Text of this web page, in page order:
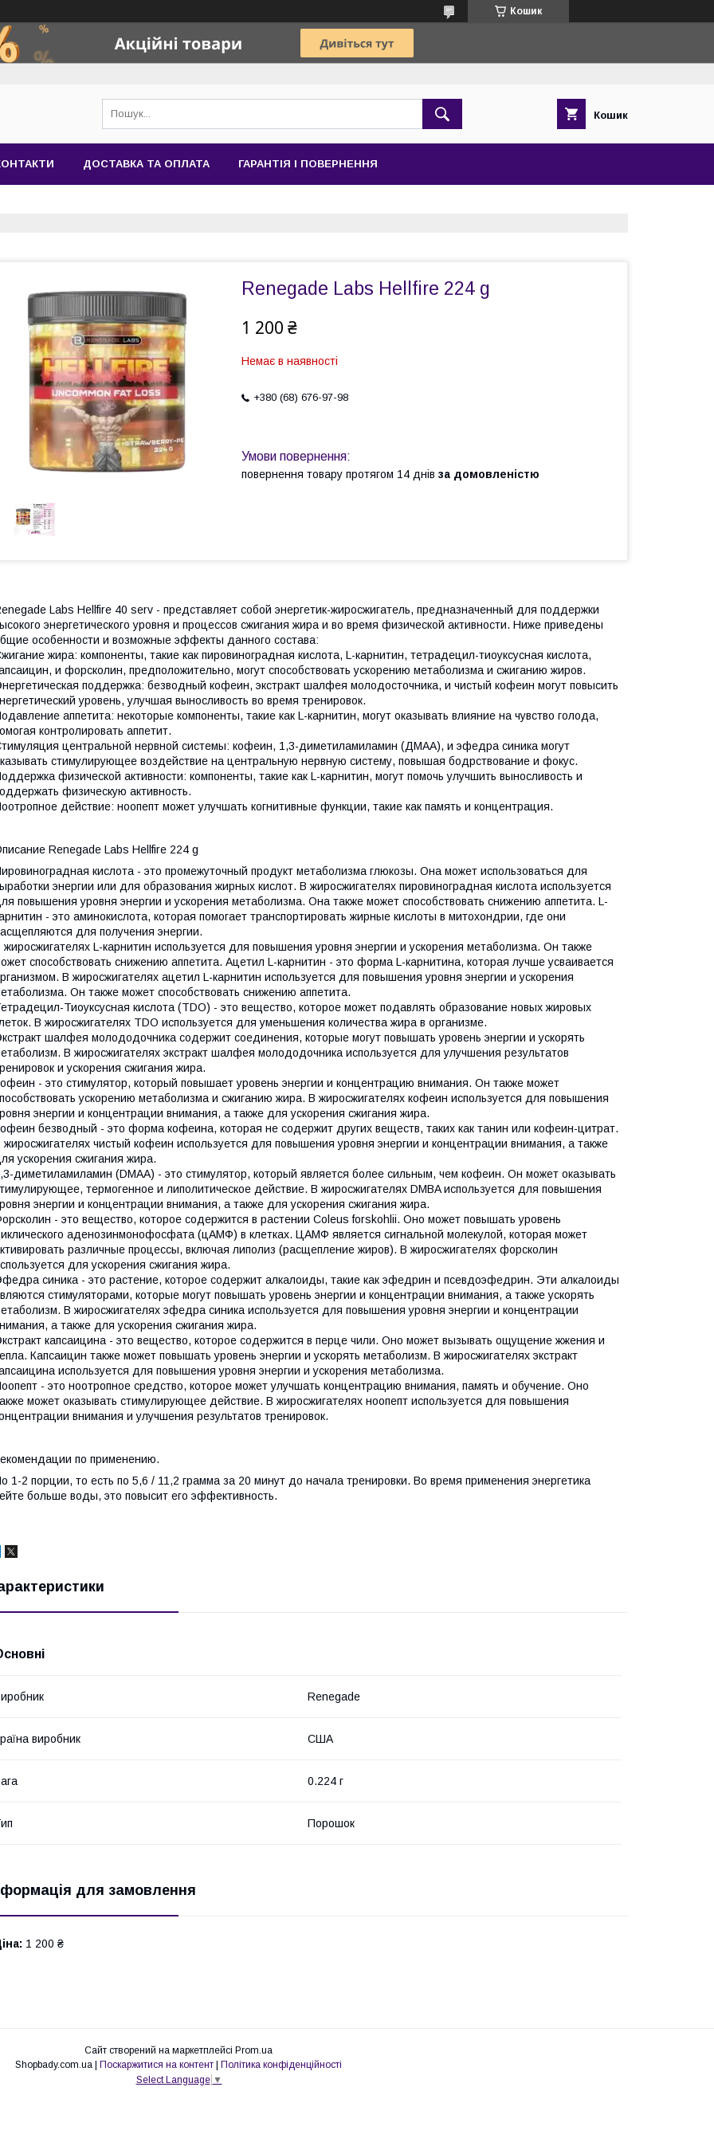
Кошик
Кошик
ДОСТАВКА ТА ОПЛАТА ГАРАНТІЯ І ПОВЕРНЕННЯ
Renegade Labs Hellfire 224 g
1 200 ₴
Немає в наявності
+380 (68) 676-97-98
повернення товару протягом 14 днів за домовленістю
Labs Hellfire 40 serv - представляет собой энергетик-жиросжигатель, предназначенный для поддержки
энергетического уровня и процессов сжигания жира и во время физической активности. Ниже приведены
особенности и возможные эффекты данного состава:
жира: компоненты, такие как пировиноградная кислота, L-карнитин, тетрадецил-тиоуксусная кислота,
и форсколин, предположительно, могут способствовать ускорению метаболизма и сжиганию жиров.
поддержка: безводный кофеин, экстракт шалфея молодосточника, и чистый кофеин могут повысить
уровень, улучшая выносливость во время тренировок.
аппетита: некоторые компоненты, такие как L-карнитин, могут оказывать влияние на чувство голода,
контролировать аппетит.
центральной нервной системы: кофеин, 1,3-диметиламиламин (ДМАА), и эфедра синика могут
стимулирующее воздействие на центральную нервную систему, повышая бодрствование и фокус.
физической активности: компоненты, такие как L-карнитин, могут помочь улучшить выносливость и
физическую активность.
действие: ноопепт может улучшать когнитивные функции, такие как память и концентрация.
Renegade Labs Hellfire 224 g
кислота - это промежуточный продукт метаболизма глюкозы. Она может использоваться для
энергии или для образования жирных кислот. В жиросжигателях пировиноградная кислота используется
повышения уровня энергии и ускорения метаболизма. Она также может способствовать снижению аппетита. L-
- это аминокислота, которая помогает транспортировать жирные кислоты в митохондрии, где они
для получения энергии.
жиросжигателях L-карнитин используется для повышения уровня энергии и ускорения метаболизма. Он также
способствовать снижению аппетита. Ацетил L-карнитин - это форма L-карнитина, которая лучше усваивается
В жиросжигателях ацетил L-карнитин используется для повышения уровня энергии и ускорения
Он также может способствовать снижению аппетита.
Тиоуксусная кислота (TDO) - это вещество, которое может подавлять образование новых жировых
В жиросжигателях TDO используется для уменьшения количества жира в организме.
шалфея молододочника содержит соединения, которые могут повышать уровень энергии и ускорять
В жиросжигателях экстракт шалфея молододочника используется для улучшения результатов
и ускорения сжигания жира.
- это стимулятор, который повышает уровень энергии и концентрацию внимания. Он также может
ускорению метаболизма и сжиганию жира. В жиросжигателях кофеин используется для повышения
энергии и концентрации внимания, а также для ускорения сжигания жира.
безводный - это форма кофеина, которая не содержит других веществ, таких как танин или кофеин-цитрат.
жиросжигателях чистый кофеин используется для повышения уровня энергии и концентрации внимания, а также
ускорения сжигания жира.
диметиламиламин (DMAA) - это стимулятор, который является более сильным, чем кофеин. Он может оказывать
термогенное и липолитическое действие. В жиросжигателях DMBA используется для повышения
энергии и концентрации внимания, а также для ускорения сжигания жира.
- это вещество, которое содержится в растении Coleus forskohlii. Оно может повышать уровень
аденозинмонофосфата (цАМФ) в клетках. ЦАМФ является сигнальной молекулой, которая может
различные процессы, включая липолиз (расщепление жиров). В жиросжигателях форсколин
для ускорения сжигания жира.
синика - это растение, которое содержит алкалоиды, такие как эфедрин и псевдоэфедрин. Эти алкалоиды
стимуляторами, которые могут повышать уровень энергии и концентрации внимания, а также ускорять
В жиросжигателях эфедра синика используется для повышения уровня энергии и концентрации
а также для ускорения сжигания жира.
капсаицина - это вещество, которое содержится в перце чили. Оно может вызывать ощущение жжения и
Капсаицин также может повышать уровень энергии и ускорять метаболизм. В жиросжигателях экстракт
используется для повышения уровня энергии и ускорения метаболизма.
- это ноотропное средство, которое может улучшать концентрацию внимания, память и обучение. Оно
может оказывать стимулирующее действие. В жиросжигателях ноопепт используется для повышения
внимания и улучшения результатов тренировок.
по применению.
1-2 порции, то есть по 5,6 / 11,2 грамма за 20 минут до начала тренировки. Во время применения энергетика
больше воды, это повысит его эффективность.
Renegade
виробник США
0.224 г
Порошок
для замовлення
1 200 ₴
Сайт створений на маркетплейсі Prom.ua
Поскаржитися на контент
Політика конфіденційності
Select Language ▼